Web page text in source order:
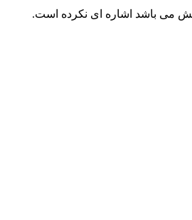
می باشد اشاره ای نکرده است.